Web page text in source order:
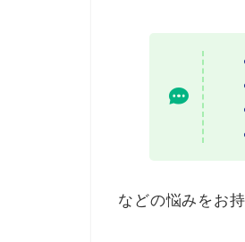
などの悩みをお